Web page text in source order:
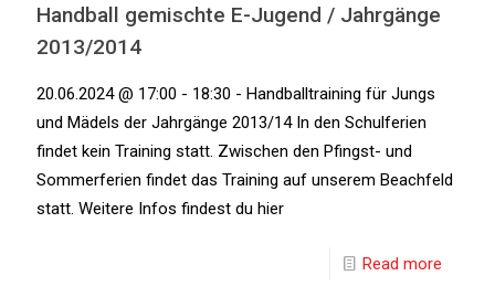
Handball gemischte E-Jugend / Jahrgänge
2013/2014
20.06.2024 @ 17:00 - 18:30 - Handballtraining für Jungs
und Mädels der Jahrgänge 2013/14 In den Schulferien
findet kein Training statt. Zwischen den Pfingst- und
Sommerferien findet das Training auf unserem Beachfeld
statt. Weitere Infos findest du hier
Read more